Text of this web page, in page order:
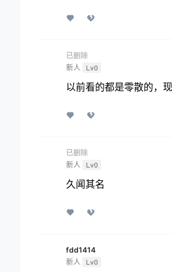
已删除
新人 Lv0
以前看的都是零散的，
已删除
新人 Lv0
久闻其名
fdd1414
新人 Lv0